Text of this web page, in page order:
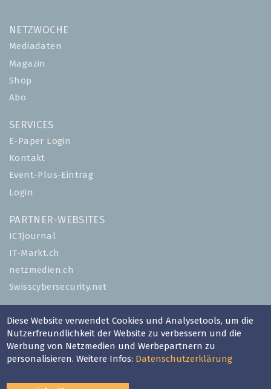
NETZWOCHE
Mediadaten
Magazin
Shop
Abo
SERVICES
E-Paper Login
Kontakt
Event-Plus-Eintrag
Login
PARTNER-WEBSITES
ICTjournal
IT-Markt.ch
netzmedien.ch
Swisscybersecurity.net
© NETZMEDIEN AG 2026
Impressum
AGB
Datenschutzerklärung
Diese Website verwendet Cookies und Analysetools, um die
Nutzerfreundlichkeit der Website zu verbessern und die
Werbung von Netzmedien und Werbepartnern zu
personalisieren. Weitere Infos: Datenschutzerklärung